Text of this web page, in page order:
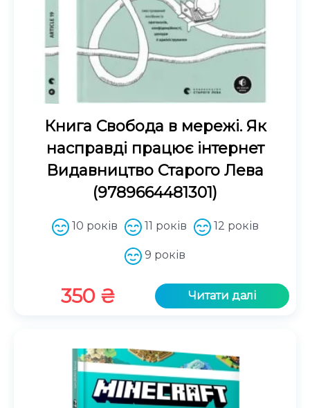
Книга Свобода в мережі. Як
насправді працює інтернет
Видавництво Старого Лева
(9789664481301)
10 років 11 років 12 років
9 років
350 ₴ Читати далі